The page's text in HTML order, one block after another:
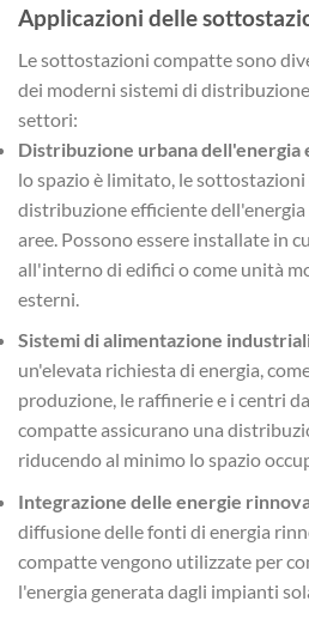
Applicazioni delle
Le sottostazioni compatte sono
dei moderni sistemi di
settori:
Distribuzione urbana dell'energia
lo spazio è limitato, le
distribuzione efficiente dell'energia
aree. Possono essere installate in
all'interno di edifici o come unità
esterni.
Sistemi di alimentazione
un'elevata richiesta di energia,
produzione, le raffinerie e i centri
compatte assicurano una
riducendo al minimo lo spazio
Integrazione delle energie
diffusione delle fonti di energia
compatte vengono utilizzate per
l'energia generata dagli impianti